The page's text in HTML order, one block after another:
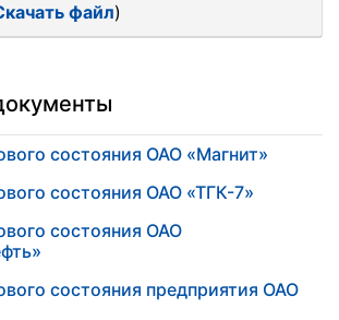
файл)
состояния ОАО «Магнит»
состояния ОАО «ТГК-7»
состояния ОАО
состояния предприятия ОАО